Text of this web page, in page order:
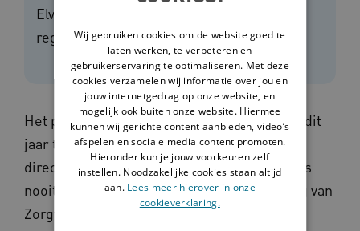
Elver permanent scherp blijft op nieuwe
regels.
Het programma (Ont)Regel de Zorg bestaat dit
jaar tien jaar. Toch zal het volgens Vilans-
directeur strategie en organisatie Henk Nies
nooit ‘af’ zijn, zo zegt hij in podcast Voorzorg van
Zorgvisie. ‘Er komen altijd regels bij en dus
Wij gebruiken cookies om de website goed te
laten werken, te verbeteren en
gebruikerservaring te optimaliseren. Met deze
cookies verzamelen wij informatie over jou en
jouw internetgedrag op onze website, en
mogelijk ook buiten onze website. Hiermee
kunnen wij gerichte content aanbieden, video’s
afspelen en sociale media content promoten.
Hieronder kun je jouw voorkeuren zelf
instellen. Noodzakelijke cookies staan altijd
aan. Lees meer hierover in onze
cookieverklaring.